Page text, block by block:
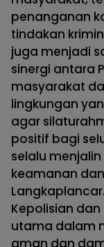
penanganan
tindakan
juga menjadi
sinergi antara
masyarakat
lingkungan
agar
positif bagi
selalu
keamanan
Kepolisian
utama dalam
aman dan